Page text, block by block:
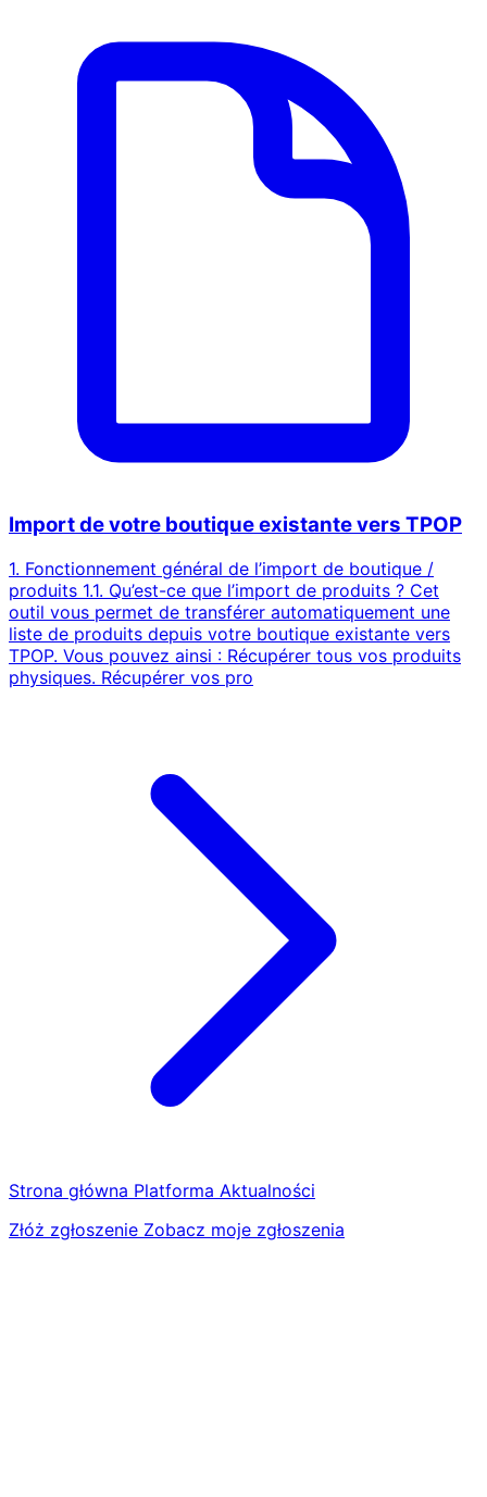
Import de votre boutique existante vers TPOP
1. Fonctionnement général de l’import de boutique /
produits 1.1. Qu’est-ce que l’import de produits ? Cet
outil vous permet de transférer automatiquement une
liste de produits depuis votre boutique existante vers
TPOP. Vous pouvez ainsi : Récupérer tous vos produits
physiques. Récupérer vos pro
Strona główna Platforma Aktualności
Złóż zgłoszenie Zobacz moje zgłoszenia